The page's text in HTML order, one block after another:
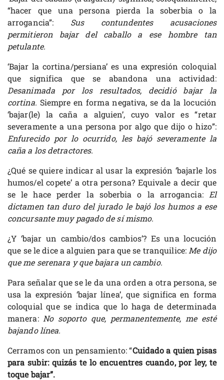
“hacer que una persona pierda la soberbia o la
arrogancia”: Sus contundentes acusaciones
permitieron bajar del caballo a ese hombre tan
petulante.
‘Bajar la cortina/persiana’ es una expresión coloquial
que significa que se abandona una actividad:
Desanimada por los resultados, decidió bajar la
cortina. Siempre en forma negativa, se da la locución
‘bajar(le) la caña a alguien’, cuyo valor es “retar
severamente a una persona por algo que dijo o hizo”:
Enfurecido por lo ocurrido, les bajó severamente la
caña a los detractores.
¿Qué se quiere indicar al usar la expresión ‘bajarle los
humos/el copete’ a otra persona? Equivale a decir que
se le hace perder la soberbia o la arrogancia:
El
dictamen tan duro del jurado le bajó los humos a ese
concursante muy pagado de sí mismo.
¿Y ‘bajar un cambio/dos cambios’? Es una locución
que se le dice a alguien para que se tranquilice: Me dijo
que me serenara y que bajara un cambio.
Para señalar que se le da una orden a otra persona, se
usa la expresión ‘bajar línea’, que significa en forma
coloquial que se indica que lo haga de determinada
manera: No soporto que, permanentemente, me esté
bajando línea.
Cerramos con un pensamiento: “Cuidado a quien pisas
para subir: quizás te lo encuentres cuando, por ley, te
toque bajar”.